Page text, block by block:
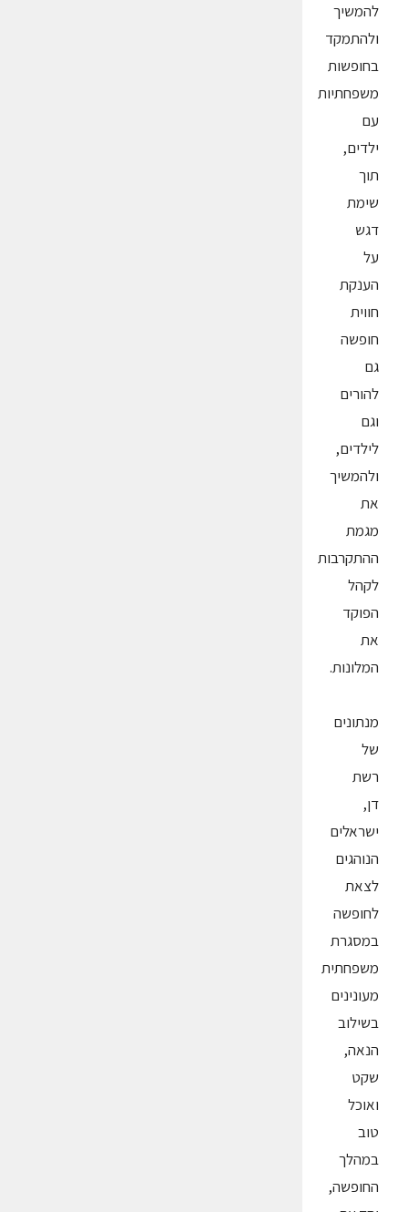
להמשיך
ולהתמקד
בחופשות
משפחתיות
עם
ילדים,
תוך
שימת
דגש
על
הענקת
חווית
חופשה
גם
להורים
וגם
לילדים,
ולהמשיך
את
מגמת
ההתקרבות
לקהל
הפוקד
את
המלונות.
מנתונים
של
רשת
דן,
ישראלים
הנוהגים
לצאת
לחופשה
במסגרת
משפחתית
מעונינים
בשילוב
הנאה,
שקט
ואוכל
טוב
במהלך
החופשה,